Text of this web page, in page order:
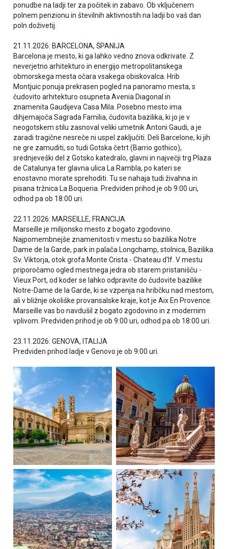
ponudbe na ladji ter za počitek in zabavo. Ob vključenem
polnem penzionu in številnih aktivnostih na ladji bo vaš dan
poln doživetij.
21.11.2026: BARCELONA, ŠPANIJA
Barcelona je mesto, ki ga lahko vedno znova odkrivate. Z
neverjetno arhitekturo in energijo metropolitanskega
obmorskega mesta očara vsakega obiskovalca. Hrib
Montjuic ponuja prekrasen pogled na panoramo mesta, s
čudovito arhitekturo osupneta Avenia Diagonal in
znamenita Gaudijeva Casa Mila. Posebno mesto ima
dihjemajoča Sagrada Familia, čudovita bazilika, ki jo je v
neogotskem stilu zasnoval veliki umetnik Antoni Gaudi, a je
zaradi tragične nesreče ni uspel zaključiti. Deli Barcelone, ki jih
ne gre zamuditi, so tudi Gotska četrt (Barrio gothico),
srednjeveški del z Gotsko katedralo, glavni in največji trg Plaza
de Catalunya ter glavna ulica La Rambla, po kateri se
enostavno morate sprehoditi. Tu se nahaja tudi živahna in
pisana tržnica La Boqueria. Predviden prihod je ob 9:00 uri,
odhod pa ob 18:00 uri.
22.11.2026: MARSEILLE, FRANCIJA
Marseille je milijonsko mesto z bogato zgodovino.
Najpomembnejše znamenitosti v mestu so bazilika Notre
Dame de la Garde, park in palača Longchamp, stolnica, Bazilika
Sv. Viktorja, otok grofa Monte Crista - Chateau d'If. V mestu
priporočamo ogled mestnega jedra ob starem pristanišču -
Vieux Port, od koder se lahko odpravite do čudovite bazilike
Notre-Dame de la Garde, ki se vzpenja na hribčku nad mestom,
ali v bližnje okoliške provansalske kraje, kot je Aix En Provence.
Marseille vas bo navdušil z bogato zgodovino in z modernim
vplivom. Predviden prihod je ob 9:00 uri, odhod pa ob 18:00 uri.
23.11.2026: GENOVA, ITALIJA
Predviden prihod ladje v Genovo je ob 9:00 uri.